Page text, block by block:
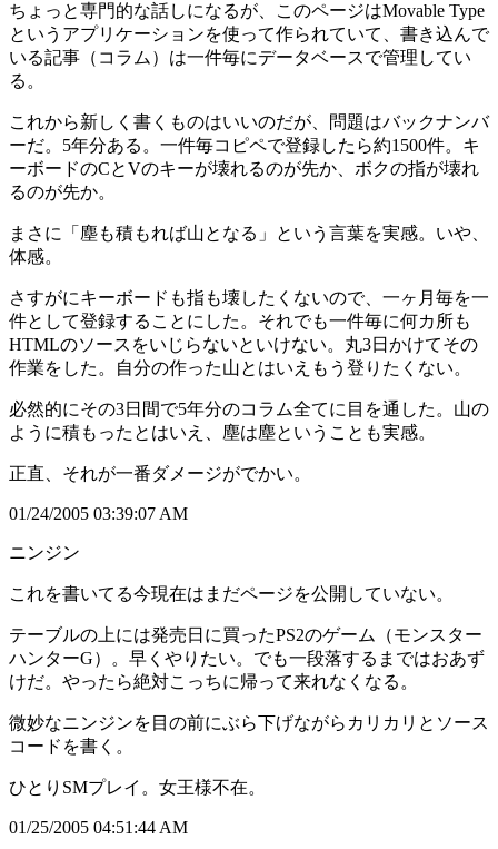
ちょっと専門的な話しになるが、このページはMovable Type
というアプリケーションを使って作られていて、書き込んで
いる記事（コラム）は一件毎にデータベースで管理してい
る。
これから新しく書くものはいいのだが、問題はバックナンバ
ーだ。5年分ある。一件毎コピペで登録したら約1500件。キ
ーボードのCとVのキーが壊れるのが先か、ボクの指が壊れ
るのが先か。
まさに「塵も積もれば山となる」という言葉を実感。いや、
体感。
さすがにキーボードも指も壊したくないので、一ヶ月毎を一
件として登録することにした。それでも一件毎に何カ所も
HTMLのソースをいじらないといけない。丸3日かけてその
作業をした。自分の作った山とはいえもう登りたくない。
必然的にその3日間で5年分のコラム全てに目を通した。山の
ように積もったとはいえ、塵は塵ということも実感。
正直、それが一番ダメージがでかい。
01/24/2005 03:39:07 AM
ニンジン
これを書いてる今現在はまだページを公開していない。
テーブルの上には発売日に買ったPS2のゲーム（モンスター
ハンターG）。早くやりたい。でも一段落するまではおあず
けだ。やったら絶対こっちに帰って来れなくなる。
微妙なニンジンを目の前にぶら下げながらカリカリとソース
コードを書く。
ひとりSMプレイ。女王様不在。
01/25/2005 04:51:44 AM